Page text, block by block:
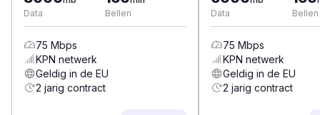
Data
Bellen
75 Mbps
KPN netwerk
Geldig in de EU
2 jarig contract
Data
Bellen
75 Mbps
KPN netwerk
Geldig in de EU
2 jarig contract